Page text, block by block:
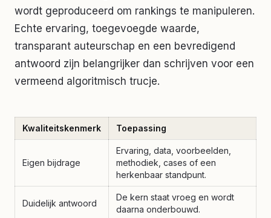
wordt geproduceerd om rankings te manipuleren.
Echte ervaring, toegevoegde waarde,
transparant auteurschap en een bevredigend
antwoord zijn belangrijker dan schrijven voor een
vermeend algoritmisch trucje.
Kwaliteitskenmerk Toepassing
Eigen bijdrage
Ervaring, data, voorbeelden,
methodiek, cases of een
herkenbaar standpunt.
Duidelijk antwoord
De kern staat vroeg en wordt
daarna onderbouwd.